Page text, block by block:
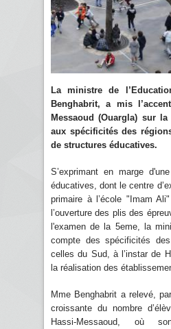
La ministre de
Benghabrit, a mis
Messaoud (Ouargla) sur
aux spécificités des
de structures éducatives.
S’exprimant en marge
éducatives, dont le centre
primaire à l’école "Imam
l’ouverture des plis des
l'examen de la 5eme, la
compte des spécificités
celles du Sud, à l’instar de
la réalisation des
Mme Benghabrit a relevé,
croissante du nombre
Hassi-Messaoud, où